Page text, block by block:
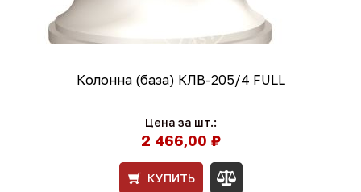
Колонна (база) КЛВ-205/4 FULL
Цена за шт.:
2 466,00 ₽
КУПИТЬ